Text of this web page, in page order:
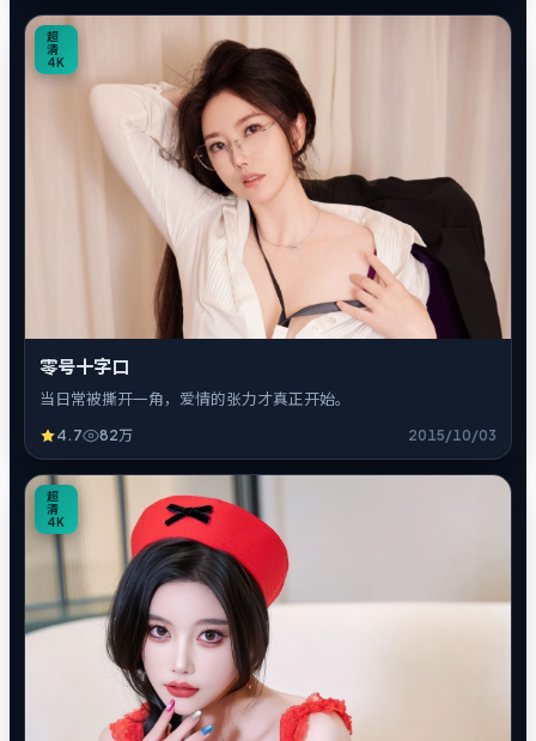
超
清
4K
零号十字口
当日常被撕开一角，爱情的张力才真正开始。
4.7 82万 2015/10/03
超
清
4K